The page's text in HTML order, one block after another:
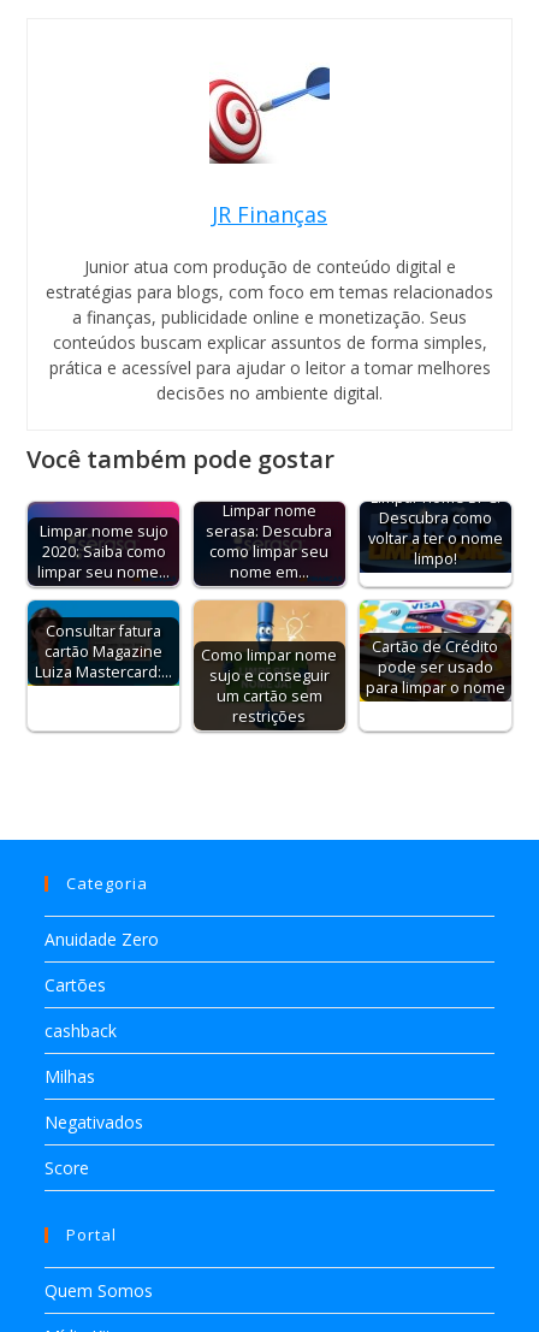
JR Finanças
Junior atua com produção de conteúdo digital e
estratégias para blogs, com foco em temas relacionados
a finanças, publicidade online e monetização. Seus
conteúdos buscam explicar assuntos de forma simples,
prática e acessível para ajudar o leitor a tomar melhores
decisões no ambiente digital.
Você também pode gostar
Limpar nome sujo
2020: Saiba como
limpar seu nome…
Limpar nome
serasa: Descubra
como limpar seu
nome em…
Limpar nome SPC:
Descubra como
voltar a ter o nome
limpo!
Consultar fatura
cartão Magazine
Luiza Mastercard:…
Como limpar nome
sujo e conseguir
um cartão sem
restrições
Cartão de Crédito
pode ser usado
para limpar o nome
Categoria
Anuidade Zero
Cartões
cashback
Milhas
Negativados
Score
Portal
Quem Somos